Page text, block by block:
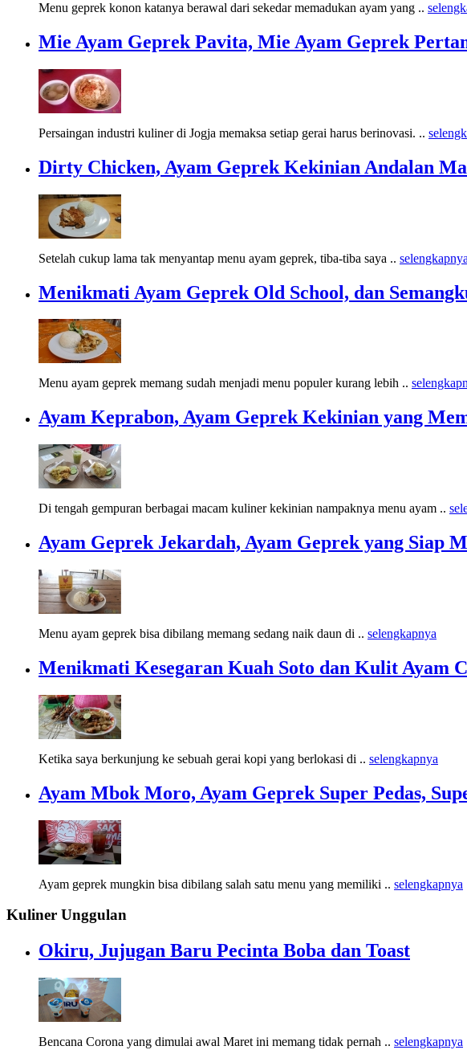
Menu geprek konon katanya berawal dari sekedar memadukan ayam yang ..
Mie Ayam Geprek Pavita, Mie Ayam Geprek
Persaingan industri kuliner di Jogja memaksa setiap gerai harus berinovasi. ..
Dirty Chicken, Ayam Geprek Kekinian Andalan
Setelah cukup lama tak menyantap menu ayam geprek, tiba-tiba saya .. selengkapnya
Menikmati Ayam Geprek Old School, dan
Menu ayam geprek memang sudah menjadi menu populer kurang lebih ..
Ayam Keprabon, Ayam Geprek Kekinian yang
Di tengah gempuran berbagai macam kuliner kekinian nampaknya menu ayam ..
Ayam Geprek Jekardah, Ayam Geprek yang Siap
Menu ayam geprek bisa dibilang memang sedang naik daun di .. selengkapnya
Menikmati Kesegaran Kuah Soto dan Kulit Ayam
Ketika saya berkunjung ke sebuah gerai kopi yang berlokasi di .. selengkapnya
Ayam Mbok Moro, Ayam Geprek Super Pedas,
Ayam geprek mungkin bisa dibilang salah satu menu yang memiliki .. selengkapnya
Kuliner Unggulan
Okiru, Jujugan Baru Pecinta Boba dan Toast
Bencana Corona yang dimulai awal Maret ini memang tidak pernah .. selengkapnya